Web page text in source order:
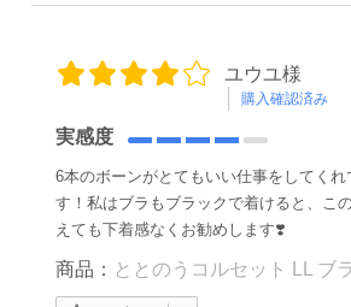
ユウユ様
購入確認済み
実感度
6本のボーンがとてもいい仕事をしてくれ
す！私はブラもブラックで着けると、こ
えても下着感なくお勧めします❣️
商品： ととのうコルセット LL ブ